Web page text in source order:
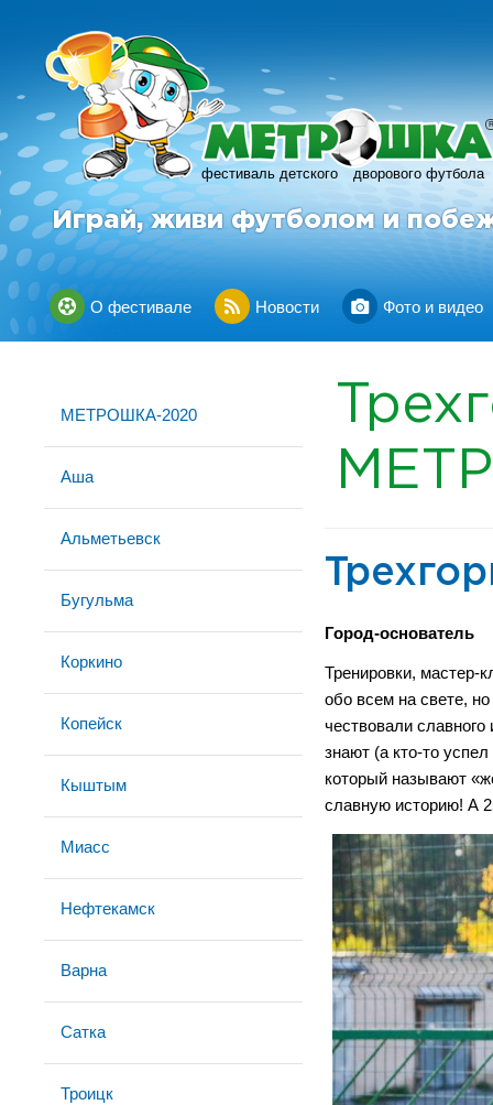
фестиваль детского дворового футбола
R
Играй, живи футболом и
О фестивале Новости Фото и видео
МЕТРОШКА-2020
Аша
Альметьевск
Бугульма
Коркино
Копейск
Кыштым
Миасс
Нефтекамск
Варна
Сатка
Троицк
Город-основатель
Тренировки, мастер-
обо всем на свете,
чествовали
знают (а кто-то
который называют
славную историю! А